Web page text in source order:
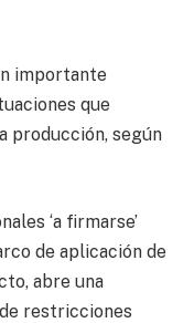
importante
que
producción, según
‘a firmarse’
de aplicación de
abre una
restricciones